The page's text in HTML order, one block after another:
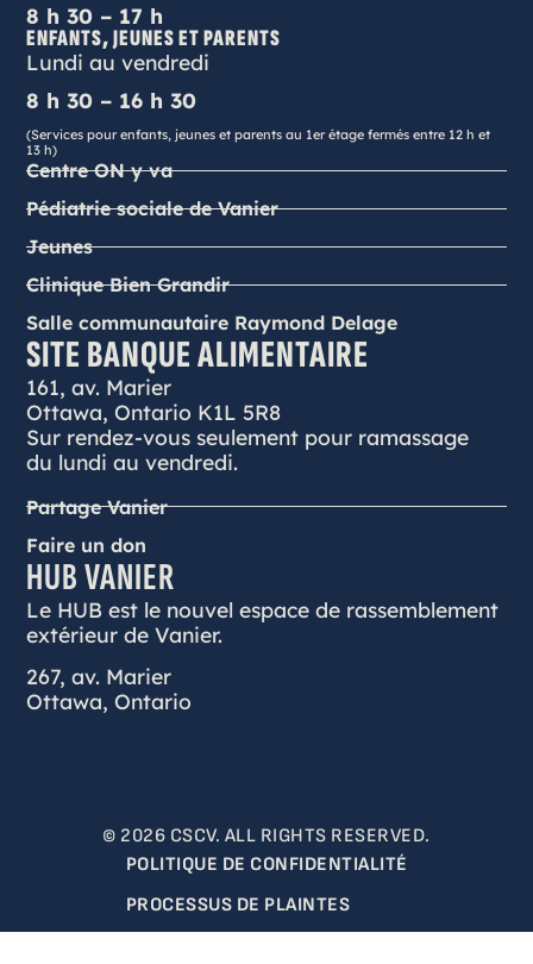
8 h 30 – 17 h
ENFANTS, JEUNES ET PARENTS
Lundi au vendredi
8 h 30 – 16 h 30
(Services pour enfants, jeunes et parents au 1er étage fermés entre 12 h et
13 h)
Centre ON y va
Pédiatrie sociale de Vanier
Jeunes
Clinique Bien Grandir
Salle communautaire Raymond Delage
SITE BANQUE ALIMENTAIRE
161, av. Marier
Ottawa, Ontario K1L 5R8
Sur rendez-vous seulement pour ramassage
du lundi au vendredi.
Partage Vanier
Faire un don
HUB VANIER
Le HUB est le nouvel espace de rassemblement
extérieur de Vanier.
267, av. Marier
Ottawa, Ontario
© 2026 CSCV. ALL RIGHTS RESERVED.
POLITIQUE DE CONFIDENTIALITÉ
PROCESSUS DE PLAINTES